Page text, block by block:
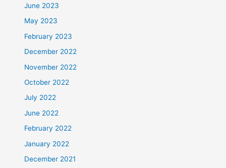
June 2023
May 2023
February 2023
December 2022
November 2022
October 2022
July 2022
June 2022
February 2022
January 2022
December 2021